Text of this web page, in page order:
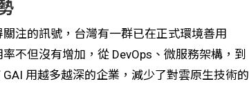
注的訊號，台灣有一群已在正式環境善用
不但沒有增加，從 DevOps、微服務架構，到
用越多越深的企業，減少了對雲原生技術的